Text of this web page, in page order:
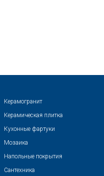
Керамогранит
Керамическая плитка
Кухонные фартуки
Мозаика
Напольные покрытия
Сантехника